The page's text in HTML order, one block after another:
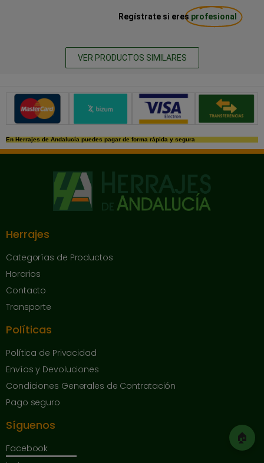
🏠
Regístrate si eres profesional
VER PRODUCTOS SIMILARES
Métodos de pago seguros
En Herrajes de Andalucía puedes pagar de forma rápida y segura
Herrajes
Categorías de Productos
Horarios
Contacto
Transporte
Políticas
Política de Privacidad
Envíos y Devoluciones
Condiciones Generales de Contratación
Pago seguro
Síguenos
Facebook